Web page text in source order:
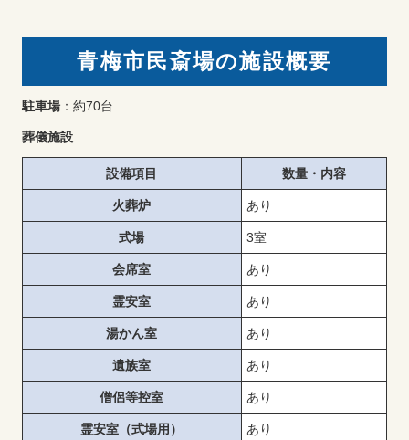
青梅市民斎場の施設概要
駐車場：約70台
葬儀施設
設備項目 数量・内容
火葬炉 あり
式場 3室
会席室 あり
霊安室 あり
湯かん室 あり
遺族室 あり
僧侶等控室 あり
霊安室（式場用） あり